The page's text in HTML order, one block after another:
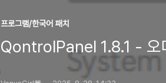
프로그램/한국어 패치